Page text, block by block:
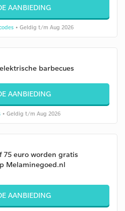
AANBIEDING
• Geldig t/m Aug 2026
barbecues
AANBIEDING
• Geldig t/m Aug 2026
75 euro worden gratis
Melaminegoed.nl
AANBIEDING